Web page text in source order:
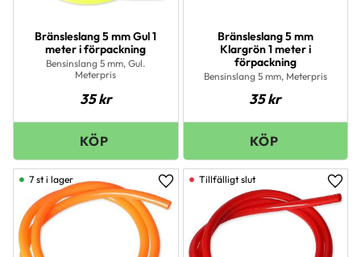
Bränsleslang 5 mm Gul 1
meter i förpackning
Bensinslang 5 mm, Gul.
Meterpris
35kr
Bränsleslang 5 mm
Klargrön 1 meter i
förpackning
Bensinslang 5 mm, Meterpris
35kr
Lägg till i favoriter
7 st i lager